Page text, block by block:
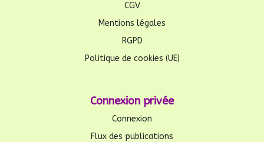
CGV
Mentions légales
RGPD
Politique de cookies (UE)
Connexion privée
Connexion
Flux des publications